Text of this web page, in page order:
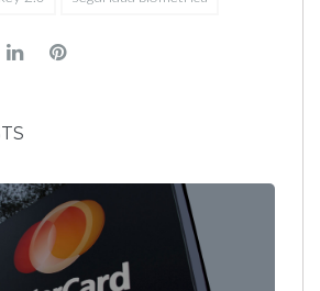
LinkedInPinterest